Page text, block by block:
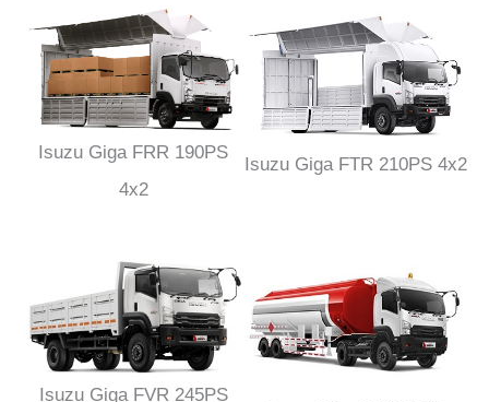
Isuzu Giga FRR 190PS
4x2
Isuzu Giga FTR 210PS 4x2
Isuzu Giga FVR 245PS